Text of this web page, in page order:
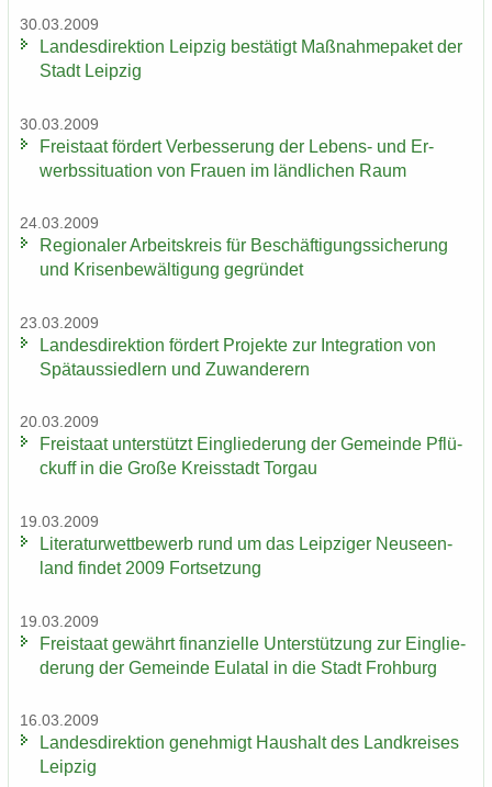
30.03.2009
Lan­des­di­rek­ti­on Leip­zig be­stä­tigt Maß­nah­me­pa­ket der
Stadt Leip­zig
30.03.2009
Frei­staat för­dert Ver­bes­se­rung der Lebens-​ und Er­
werbs­si­tua­ti­on von Frau­en im länd­li­chen Raum
24.03.2009
Re­gio­na­ler Ar­beits­kreis für Be­schäf­ti­gungs­si­che­rung
und Kri­sen­be­wäl­ti­gung ge­grün­det
23.03.2009
Lan­des­di­rek­ti­on för­dert Pro­jek­te zur In­te­gra­ti­on von
Spät­aus­sied­lern und Zu­wan­de­rern
20.03.2009
Frei­staat un­ter­stützt Ein­glie­de­rung der Ge­mein­de Pflü­
ckuff in die Große Kreis­stadt Tor­gau
19.03.2009
Li­te­ra­tur­wett­be­werb rund um das Leip­zi­ger Neu­seen­
land fin­det 2009 Fort­set­zung
19.03.2009
Frei­staat ge­währt fi­nan­zi­el­le Un­ter­stüt­zung zur Ein­glie­
de­rung der Ge­mein­de Eu­la­tal in die Stadt Froh­burg
16.03.2009
Lan­des­di­rek­ti­on ge­neh­migt Haus­halt des Land­krei­ses
Leip­zig